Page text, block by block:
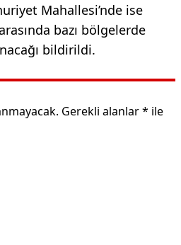
Mahallesi’nde ise
bazı bölgelerde
bildirildi.
Gerekli alanlar* ile